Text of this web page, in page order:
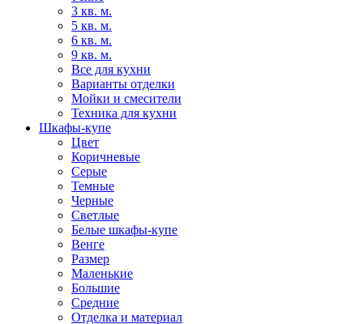
3 кв. м.
5 кв. м.
6 кв. м.
9 кв. м.
Все для кухни
Варианты отделки
Мойки и смесители
Техника для кухни
Шкафы-купе
Цвет
Коричневые
Серые
Темные
Черные
Светлые
Белые шкафы-купе
Венге
Размер
Маленькие
Большие
Средние
Отделка и материал